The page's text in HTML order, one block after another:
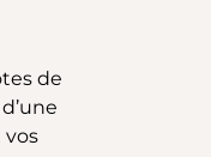
de
vos